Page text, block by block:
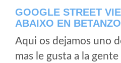
GOOGLE STREET
ABAIXO EN
Aqui os dejamos uno
mas le gusta a la